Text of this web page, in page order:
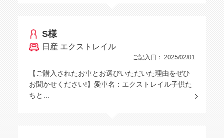
S様
日産 エクストレイル
ご記入日： 2025/02/01
【ご購入されたお車とお選びいただいた理由をぜひ
お聞かせください!】愛車名：エクストレイル子供た
ちと…